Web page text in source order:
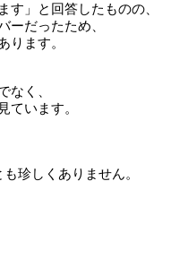
す」と回答したものの、
ーだったため、
ります。
なく、
ています。
珍しくありません。